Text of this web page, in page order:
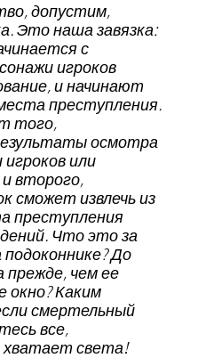
допустим,
Это наша завязка:
с
игроков
и начинают
преступления.
того,
осмотра
игроков или
второго,
сможет извлечь из
преступления
Что это за
До
прежде, чем ее
окно? Каким
смертельный
все,
хватает света!